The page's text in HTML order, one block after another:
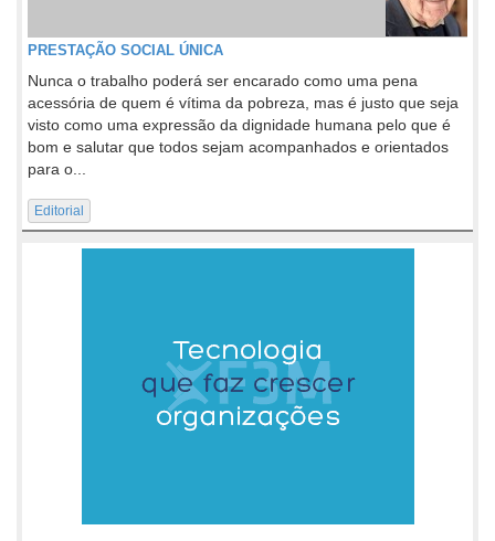
PRESTAÇÃO SOCIAL ÚNICA
Nunca o trabalho poderá ser encarado como uma pena
acessória de quem é vítima da pobreza, mas é justo que seja
visto como uma expressão da dignidade humana pelo que é
bom e salutar que todos sejam acompanhados e orientados
para o...
Editorial